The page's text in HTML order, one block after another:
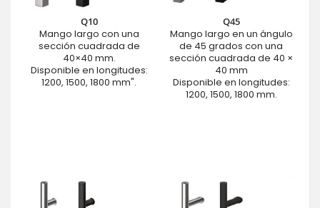
Q10
Mango largo con una
sección cuadrada de
40×40 mm.
Disponible en longitudes:
1200, 1500, 1800 mm".
Q45
Mango largo en un ángulo
de 45 grados con una
sección cuadrada de 40 ×
40 mm
Disponible en longitudes:
1200, 1500, 1800 mm.